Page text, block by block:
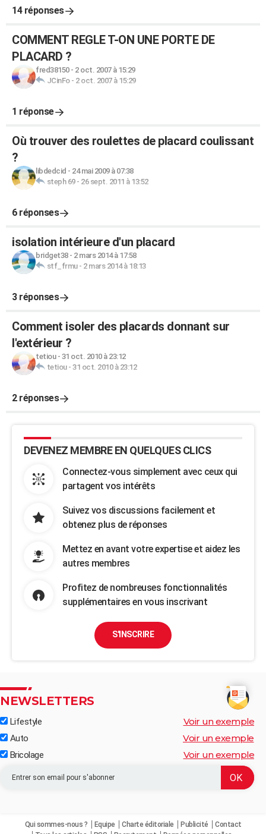
14 réponses
COMMENT REGLE T-ON UNE PORTE DE
PLACARD ?
fred38150- 2 oct. 2007 à 15:29
JCinFo- 2 oct. 2007 à 15:29
1 réponse
Où trouver des roulettes de placard coulissant
?
libdedcid - 24 mai 2009 à 07:38
steph 69- 26 sept. 2011 à 13:52
6 réponses
isolation intérieure d'un placard
bridget38- 2 mars 2014 à 17:58
stf_frmu- 2 mars 2014 à 18:13
3 réponses
Comment isoler des placards donnant sur
l'extérieur ?
tetiou- 31 oct. 2010 à 23:12
tetiou- 31 oct. 2010 à 23:12
2 réponses
DEVENEZ MEMBRE EN QUELQUES CLICS
Connectez-vous simplement avec ceux qui
partagent vos intérêts
Suivez vos discussions facilement et
obtenez plus de réponses
Mettez en avant votre expertise et aidez les
autres membres
Profitez de nombreuses fonctionnalités
supplémentaires en vous inscrivant
S'INSCRIRE
NEWSLETTERS
Lifestyle Voir un exemple
Auto Voir un exemple
Bricolage Voir un exemple
Qui sommes-nous ? Equipe Charte éditoriale Publicité
Contact